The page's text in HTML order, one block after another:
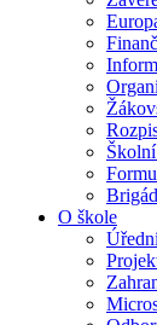
O škole